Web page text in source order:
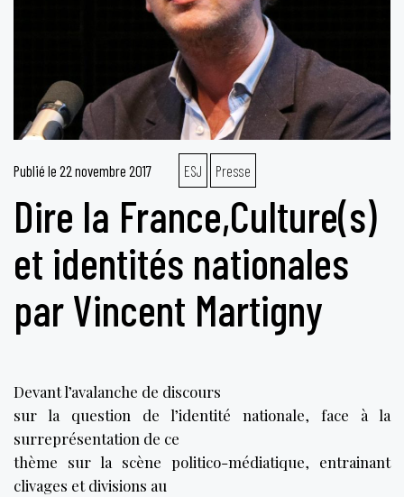
Publié le 22 novembre 2017 ESJ Presse
Dire la France,Culture(s)
et identités nationales
par Vincent Martigny
Devant l’avalanche de discours
sur la question de l’identité nationale, face à la
surreprésentation de ce
thème sur la scène politico-médiatique, entrainant
clivages et divisions au